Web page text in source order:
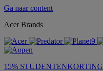
Ga naar content
Acer Brands
15% STUDENTENKORTING